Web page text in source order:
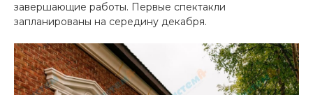
завершающие работы. Первые спектакли
запланированы на середину декабря.